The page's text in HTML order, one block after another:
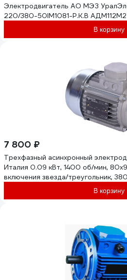
Электродвигатель АО МЭЗ
220/380-50IM1081-Р.К.В АДМ112М2
В корзину
7 800 ₽
Трехфазный асинхронный
Италия 0.09 кВт, 1400 об/мин,
включения звезда/треугольник,
В корзину